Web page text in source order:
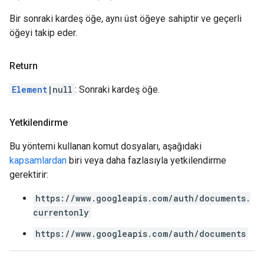
Bir sonraki kardeş öğe, aynı üst öğeye sahiptir ve geçerli
öğeyi takip eder.
Return
Element |null : Sonraki kardeş öğe.
Yetkilendirme
Bu yöntemi kullanan komut dosyaları, aşağıdaki
kapsamlardan biri veya daha fazlasıyla yetkilendirme
gerektirir:
https://www.googleapis.com/auth/documents.
currentonly
https://www.googleapis.com/auth/documents